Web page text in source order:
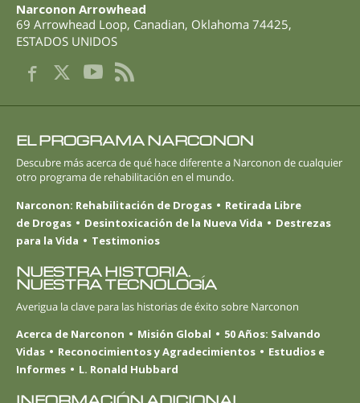
Narconon Arrowhead
69 Arrowhead Loop, Canadian, Oklahoma 74425,
ESTADOS UNIDOS
EL PROGRAMA NARCONON
Descubre más acerca de qué hace diferente a Narconon de cualquier
otro programa de rehabilitación en el mundo.
Narconon: Rehabilitación de Drogas
Retirada Libre
de Drogas
Desintoxicación de la Nueva Vida
Destrezas
para la Vida
Testimonios
NUESTRA HISTORIA.
NUESTRA TECNOLOGÍA
Averigua la clave para las historias de éxito sobre Narconon
Acerca de Narconon
Misión Global
50 Años: Salvando
Vidas
Reconocimientos y Agradecimientos
Estudios e
Informes
L. Ronald Hubbard